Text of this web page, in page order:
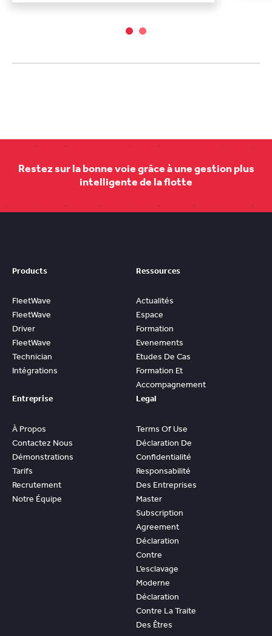
Restez sur la bonne voie grâce à une gestion plus
intelligente de la flotte
Products
FleetWave
FleetWave
Driver
FleetWave
Technician
Intégrations
Ressources
Actualités
Espace
Formation
Evenements
Etudes De Cas
Formation Et
Accompagnement
Entreprise
À Propos
Contactez Nous
Démonstrations
Tarifs
Recrutement
Notre Équipe
Legal
Terms Of Use
Déclaration De
Confidentialité
Responsabilité
Des Entreprises
Master
Subscription
Agreement
Déclaration
Contre
L’esclavage
Moderne
Déclaration
Contre La Traite
Des Êtres